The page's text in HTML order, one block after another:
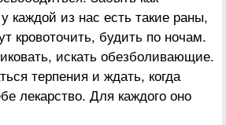
каждой из нас есть такие раны,
кровоточить, будить по ночам.
искать обезболивающие.
терпения и ждать, когда
лекарство. Для каждого оно
– новая любовь, для кого-то –